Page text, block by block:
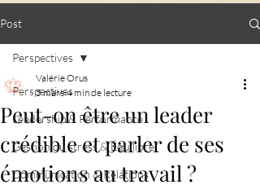
Post
Perspectives
Leadership & Performance
Gestion du stress & Équilibre
Communication & Relations
Perspectives
Peut-on être un leader
crédible et parler de ses
émotions au travail ?
Valérie Orus
5 mars 4 min de lecture